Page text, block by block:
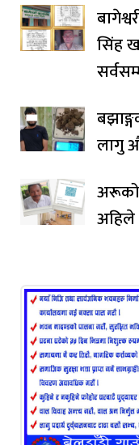
सिंह
लागु
अरूको
अहिले